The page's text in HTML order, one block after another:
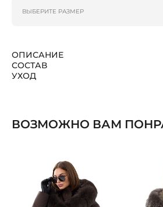
ОПИСАНИЕ
СОСТАВ
УХОД
ВОЗМОЖНО ВАМ